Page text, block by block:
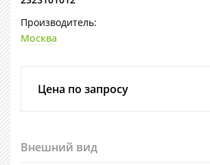
Производитель:
Москва
Цена по запросу
Внешний вид